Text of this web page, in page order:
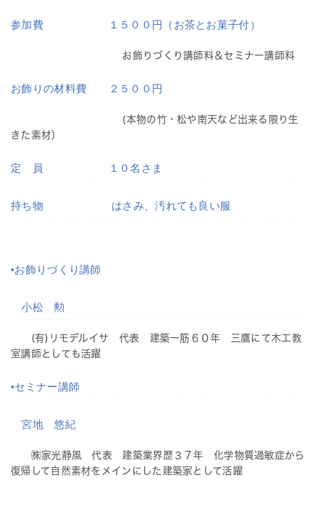
参加費 １５００円（お茶とお菓子付）
お飾りづくり講師料＆セミナー講師料
お飾りの材料費 ２５００円
(本物の竹・松や南天など出来る限り生
きた素材）
定 員 １０名さま
持ち物 はさみ、汚れても良い服
•お飾りづくり講師
小松 勲
(有)リモデルイサ 代表 建築一筋６０年 三鷹にて木工教
室講師としても活躍
•セミナー講師
宮地 悠紀
㈱家光静風 代表 建築業界歴３７年 化学物質過敏症から
復帰して自然素材をメインにした建築家として活躍